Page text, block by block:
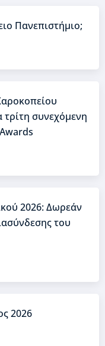
Πανεπιστήμιο;
τρίτη συνεχόμενη
2026: Δωρεάν
του
2026